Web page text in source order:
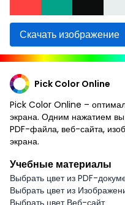
Скачать изображение
Pick Color Online
Pick Color Online –
экрана. Одним нажатием вы
PDF-файла, веб-сайта,
экрана.
Учебные материалы
Выбрать цвет из PDF-
Выбрать цвет из
Выбрать цвет Веб-сайт